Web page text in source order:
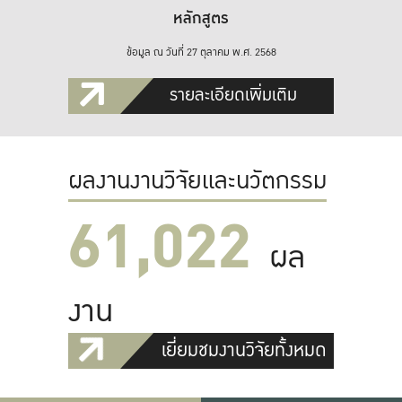
หลักสูตร
ข้อมูล ณ วันที่ 27 ตุลาคม พ.ศ. 2568
รายละเอียดเพิ่มเติม
ผลงานงานวิจัยและนวัตกรรม
61,022 ผล
งาน
เยี่ยมชมงานวิจัยทั้งหมด